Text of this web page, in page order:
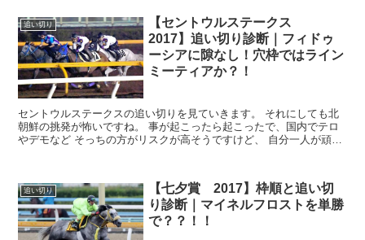
追い切り
【セントウルステークス
2017】追い切り診断｜フィドゥ
ーシアに隙なし！穴枠ではライン
ミーティアか？！
セントウルステークスの追い切りを見ていきます。 それにしても北
朝鮮の挑発が怖いですね。 事が起こったら起こったで、国内でテロ
やデモなど そっちの方がリスクが高そうですけど、 自分一人が頑張
追い切り
【七夕賞 2017】枠順と追い切
り診断｜マイネルフロストを単勝
で？？！！